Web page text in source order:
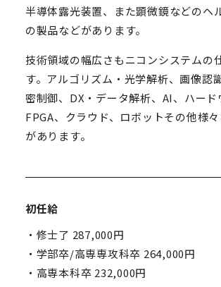
半導体露光装置、また顕微鏡などのヘ
の製品などがあります。
技術領域の幅広さもニコンシステムの
す。アルゴリズム・光学解析、画像認
密制御、DX・データ解析、AI、ハード
FPGA、クラウド、ロボットその他様
があります。
初任給
・修士了 287,000円
・学部卒/高専専攻科卒 264,000円
・高専本科卒 232,000円